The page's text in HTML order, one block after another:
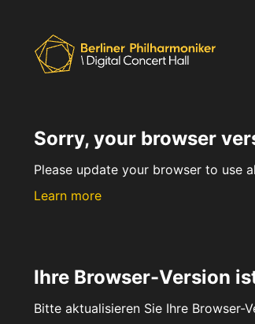
Sorry, your browser
Please update your browser to use
Learn more
Ihre Browser-Version
Bitte aktualisieren Sie Ihre Browser-